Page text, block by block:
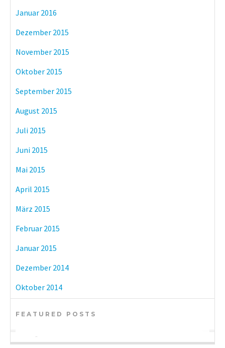
Januar 2016
Dezember 2015
November 2015
Oktober 2015
September 2015
August 2015
Juli 2015
Juni 2015
Mai 2015
April 2015
März 2015
Februar 2015
Januar 2015
Dezember 2014
Oktober 2014
FEATURED POSTS